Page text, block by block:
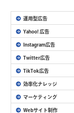
運用型広告
Yahoo! 広告
Instagram広告
Twitter広告
TikTok広告
効率化ナレッジ
マーケティング
Webサイト制作